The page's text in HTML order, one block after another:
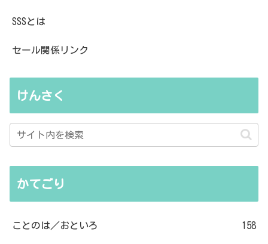
SSSとは
セール関係リンク
けんさく
かてごり
ことのは／おといろ 158